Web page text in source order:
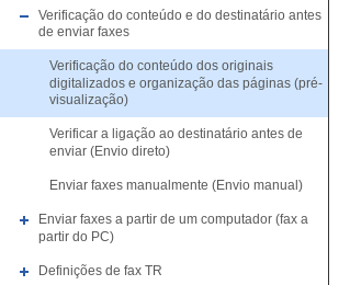
Verificação do conteúdo e do destinatário antes
de enviar faxes
Verificação do conteúdo dos originais
digitalizados e organização das páginas (pré-
visualização)
Verificar a ligação ao destinatário antes de
enviar (Envio direto)
Enviar faxes manualmente (Envio manual)
Enviar faxes a partir de um computador (fax a
partir do PC)
Definições de fax TR